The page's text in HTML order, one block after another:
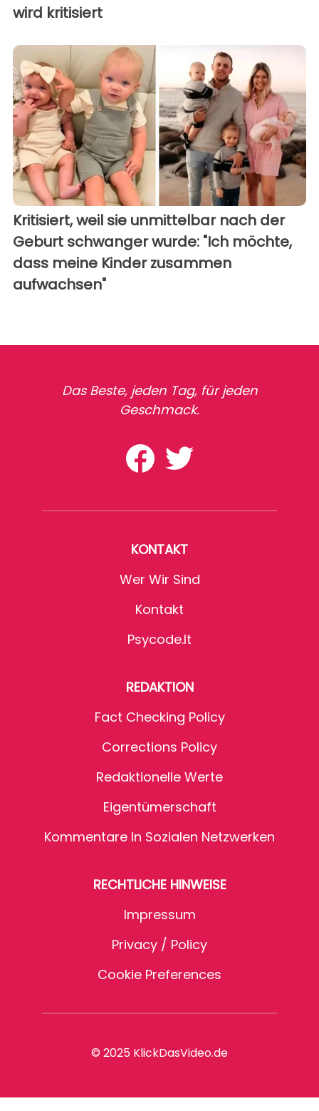
wird kritisiert
Kritisiert, weil sie unmittelbar nach der
Geburt schwanger wurde: "Ich möchte,
dass meine Kinder zusammen
aufwachsen"
Das Beste, jeden Tag, für jeden
Geschmack.
KONTAKT
Wer Wir Sind
Kontakt
Psycode.it
REDAKTION
Fact Checking Policy
Corrections Policy
Redaktionelle Werte
Eigentümerschaft
Kommentare In Sozialen Netzwerken
RECHTLICHE HINWEISE
Impressum
Privacy / Policy
Cookie Preferences
© 2025 KlickDasVideo.de